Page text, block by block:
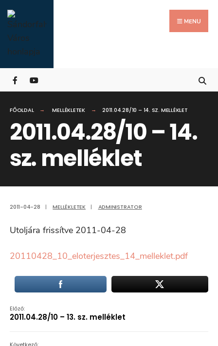
Skip
to
content
MENU
FŐOLDAL MELLÉKLETEK 2011.04.28/10 – 14. SZ. MELLÉKLET
2011.04.28/10 – 14.
sz. melléklet
2011-04-28 | MELLÉKLETEK | ADMINISTRATOR
Utoljára frissítve 2011-04-28
20110428_10_eloterjesztes_14_melleklet.pdf
Előző:
2011.04.28/10 – 13. sz. melléklet
for:
Close